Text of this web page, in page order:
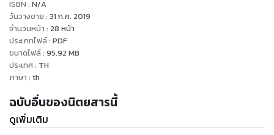
ISBN : N/A
วันวางขาย : 31 ก.ค. 2019
จำนวนหน้า : 28 หน้า
ประเภทไฟล์: PDF
ขนาดไฟล์: 95.92 MB
ประเทศ: TH
ภาษา : th
ฉบับอื่นของนิตยสารนี้
ดูเพิ่มเติม